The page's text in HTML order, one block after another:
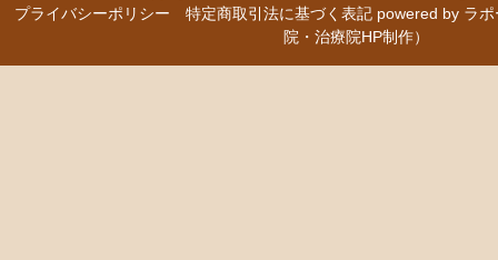
プライバシーポリシー
特定商取引法に基づく表記 powered by ラ
院・治療院HP制作）